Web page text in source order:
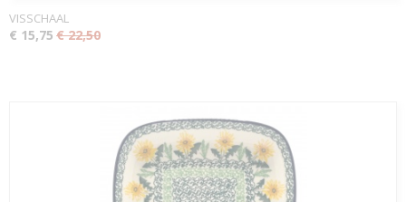
VISSCHAAL
€ 15,75 € 22,50